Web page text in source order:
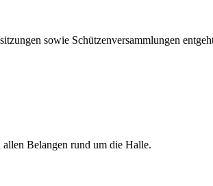
sowie Schützenversammlungen
Belangen rund um die Halle.